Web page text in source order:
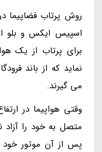
روش پرتاب فضاپیما
اسپیس ایکس و بلو
برای پرتاب از یک
نماید که از باند
می گیرند.
متصل به خود را
پس از آن موتور خود